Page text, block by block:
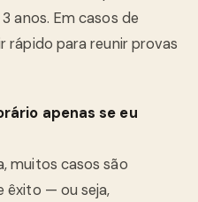
anos. Em casos de
rápido para reunir provas
apenas se eu
muitos casos são
êxito — ou seja,